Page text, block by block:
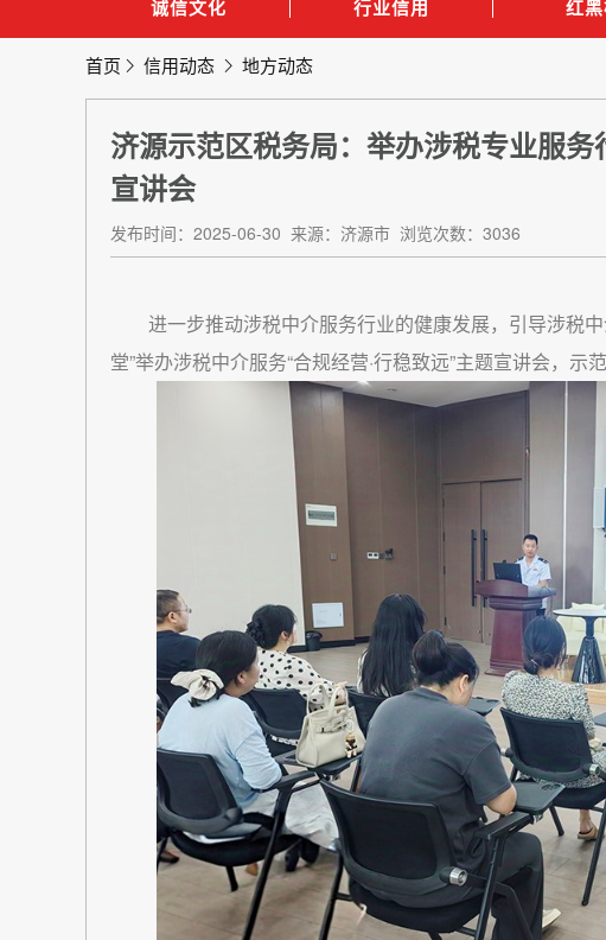
诚信文化 行业信用 红
首页 信用动态 地方动态
济源示范区税务局：举办涉税专业服
宣讲会
发布时间：2025-06-30 来源：济源市 浏览次数：3036
进一步推动涉税中介服务行业的健康发展，引导涉税
堂”举办涉税中介服务“合规经营·行稳致远”主题宣讲会，示